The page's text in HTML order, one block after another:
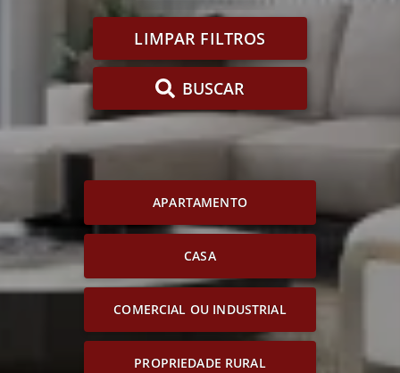
LIMPAR FILTROS
BUSCAR
APARTAMENTO
CASA
COMERCIAL OU INDUSTRIAL
PROPRIEDADE RURAL